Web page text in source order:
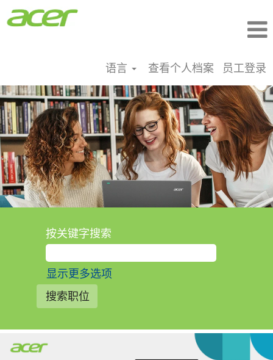
语言 查看个人档案 员工登录
按关键字搜索
显示更多选项